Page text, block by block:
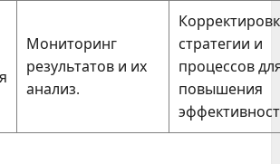
Мониторинг
результатов и их
анализ.
стратегии и
процессов
повышения